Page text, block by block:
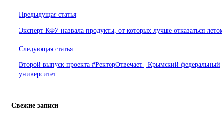
Навигация
по
записям
Предыдущая статья
Эксперт КФУ назвала продукты, от которых лучше отказаться
Следующая статья
Второй выпуск проекта #РекторОтвечает | Крымский федеральный
университет
Свежие записи